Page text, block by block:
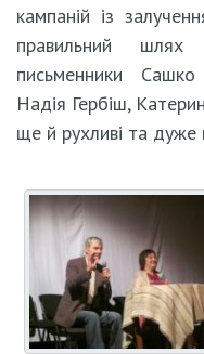
кампаній із
правильний шлях
письменники Сашко
Надія Гербіш,
ще й рухливі та дуже